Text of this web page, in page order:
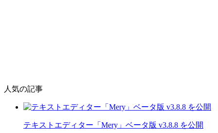
人気の記事
テキストエディター「Mery」ベータ版 v3.8.8 を公開